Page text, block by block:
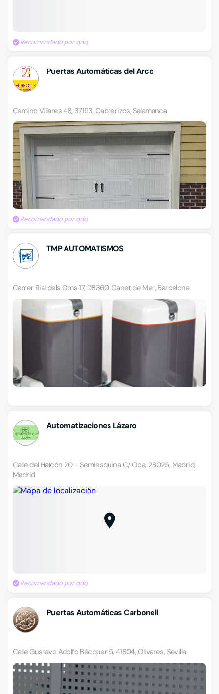
Recomendado por qdq
Puertas Automáticas del Arco
Camino Villares 48, 37193, Cabrerizos, Salamanca
Recomendado por qdq
TMP AUTOMATISMOS
Carrer Rial dels Oms 17, 08360, Canet de Mar, Barcelona
Automatizaciones Lázaro
Calle del Halcón 20 - Semiesquina C/ Oca, 28025, Madrid,
Madrid
Recomendado por qdq
Puertas Automáticas Carbonell
Calle Gustavo Adolfo Bécquer 5, 41804, Olivares, Sevilla